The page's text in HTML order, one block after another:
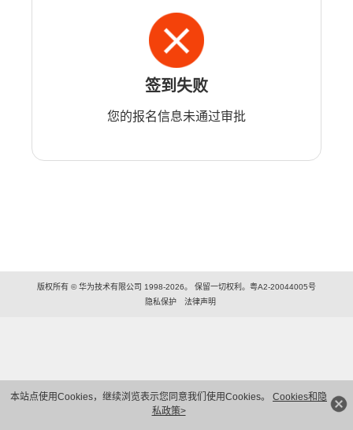
本站点使用Cookies，继续浏览表示您同意我们使用Cookies。 Cookies和隐
私政策>
签到失败
您的报名信息未通过审批
版权所有 © 华为技术有限公司 1998-2026。 保留一切权利。粤A2-20044005号
隐私保护
法律声明